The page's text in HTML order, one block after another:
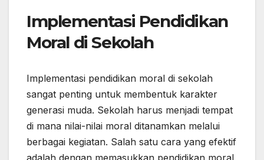
Implementasi Pendidikan
Moral di Sekolah
Implementasi pendidikan moral di sekolah
sangat penting untuk membentuk karakter
generasi muda. Sekolah harus menjadi tempat
di mana nilai-nilai moral ditanamkan melalui
berbagai kegiatan. Salah satu cara yang efektif